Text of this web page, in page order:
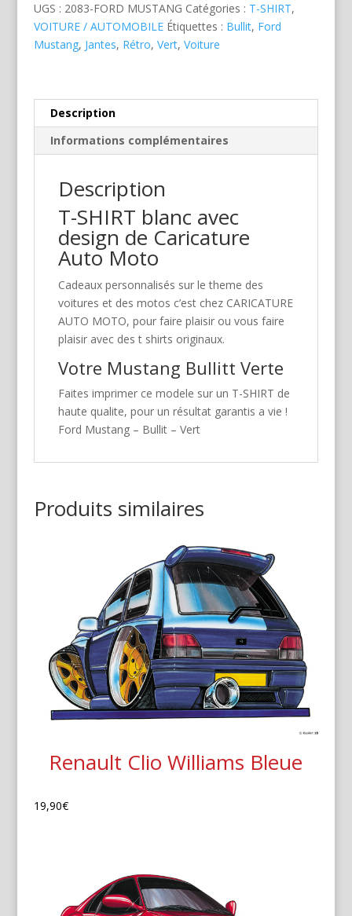
UGS : 2083-FORD MUSTANG Catégories : T-SHIRT,
VOITURE / AUTOMOBILE Étiquettes : Bullit, Ford
Mustang, Jantes, Rétro, Vert, Voiture
Description
Informations complémentaires
Description
T-SHIRT blanc avec
design de Caricature
Auto Moto
Cadeaux personnalisés sur le theme des
voitures et des motos c’est chez CARICATURE
AUTO MOTO, pour faire plaisir ou vous faire
plaisir avec des t shirts originaux.
Votre Mustang Bullitt Verte
Faites imprimer ce modele sur un T-SHIRT de
haute qualite, pour un résultat garantis a vie !
Ford Mustang – Bullit – Vert
Produits similaires
Renault Clio Williams Bleue
19,90€